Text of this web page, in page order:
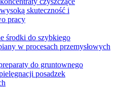
skuteczność i
pracy
środki do szybkiego
w procesach przemysłowych
do gruntownego
posadzek